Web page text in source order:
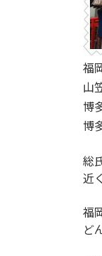
福
山
博
博
総
近
福
ど